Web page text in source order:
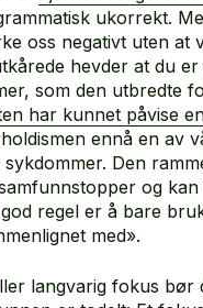
ukorrekt.
oss negativt uten at
hevder at du er
som den utbredte
har kunnet påvise
ennå en av
sykdommer. Den
og
regel er å bare
med».
langvarig fokus bør